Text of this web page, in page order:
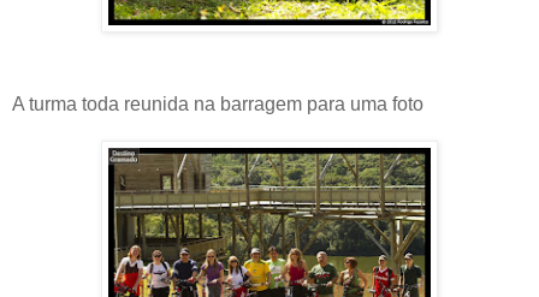
A turma toda reunida na barragem para uma foto